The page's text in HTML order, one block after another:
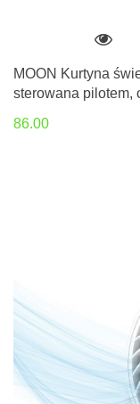
MOON Kurtyna
sterowana pilotem,
86.00